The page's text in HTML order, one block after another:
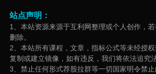
站点声明：
1、本站资源来源于互利网整理或个人创作，
删除。
2、本站所有课程，文章，指标公式等未经授权
复制或建立镜像，如有违反，我们将依法追究
3、禁止任何形式荐股拉群等一切国家明令禁止